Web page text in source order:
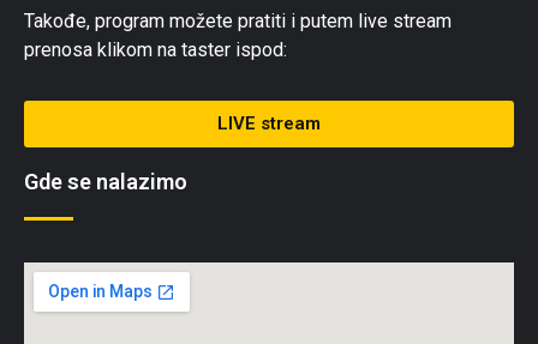
Takođe, program možete pratiti i putem live stream
prenosa klikom na taster ispod:
LIVE stream
Gde se nalazimo